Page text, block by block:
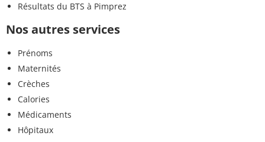
Résultats du BTS à Pimprez
Nos autres services
Prénoms
Maternités
Crèches
Calories
Médicaments
Hôpitaux